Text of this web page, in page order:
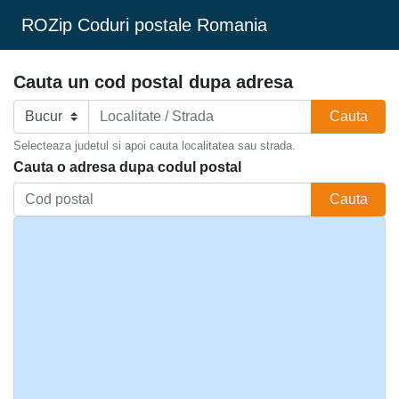
ROZip Coduri postale Romania
Cauta un cod postal dupa adresa
Cauta
Selecteaza judetul si apoi cauta localitatea sau strada.
Cauta o adresa dupa codul postal
Cauta